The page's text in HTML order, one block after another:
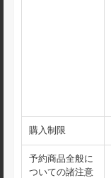
購入制限
予約商品全般に
ついての諸注意